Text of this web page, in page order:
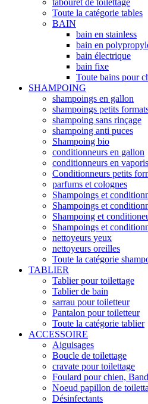
Toute la catégorie tables
BAIN
bain en stainless
bain en
bain électrique
bain fixe
Toute bains pour
SHAMPOING
shampoings en gallon
shampoings petits
shampoing sans rinçage
shampoing anti puces
Shampoing bio
conditionneurs en gallon
conditionneurs en
Conditionneurs petits
parfums et colognes
Shampoings et
Shampoings et
Shampoing et
Shampoings et
nettoyeurs yeux
nettoyeurs oreilles
Toute la catégorie
TABLIER
Tablier pour toilettage
Tablier de bain
sarrau pour toiletteur
Pantalon pour toiletteur
Toute la catégorie tablier
ACCESSOIRE
Aiguisages
Boucle de toilettage
cravate pour toilettage
Foulard pour chien,
Noeud papillon de
Désinfectants